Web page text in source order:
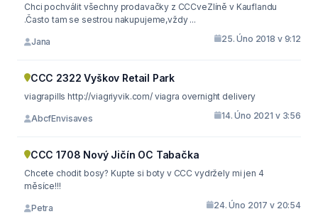
Chci pochválit všechny prodavačky z CCCveZlíně v Kauflandu
.Často tam se sestrou nakupujeme,vždy ...
Jana 25. Úno 2018 v 9:12
CCC 2322 Vyškov Retail Park
viagrapills http://viagriyvik.com/ viagra overnight delivery
AbcfEnvisaves 14. Úno 2021 v 3:56
CCC 1708 Nový Jičín OC Tabačka
Chcete chodit bosy? Kupte si boty v CCC vydržely mi jen 4
měsíce!!!
Petra 24. Úno 2017 v 20:54